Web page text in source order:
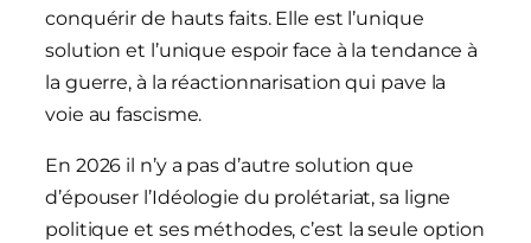
conquérir de hauts faits. Elle est l’unique
solution et l’unique espoir face à la tendance à
la guerre, à la réactionnarisation qui pave la
voie au fascisme.
En 2026 il n’y a pas d’autre solution que
d’épouser l’Idéologie du prolétariat, sa ligne
politique et ses méthodes, c’est la seule option